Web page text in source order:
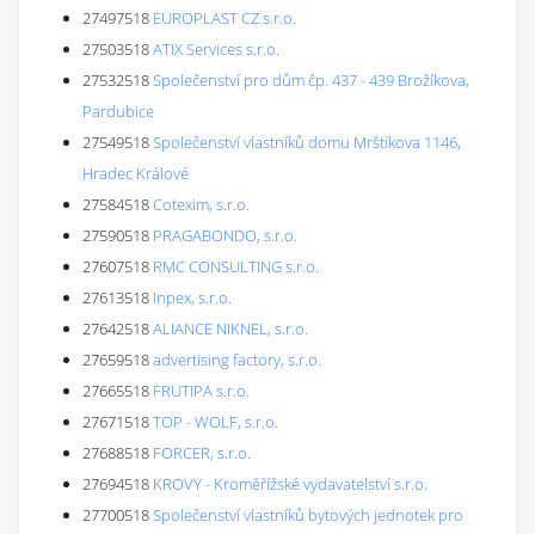
27497518 EUROPLAST CZ s.r.o.
27503518ATIX Services s.r.o.
27532518Společenství pro dům čp. 437 - 439 Brožíkova,
Pardubice
27549518Společenství vlastníků domu Mrštíkova 1146,
Hradec Králové
27584518Cotexim, s.r.o.
27590518 PRAGABONDO, s.r.o.
27607518 RMC CONSULTING s.r.o.
27613518 Inpex, s.r.o.
27642518ALIANCE NIKNEL, s.r.o.
27659518advertising factory, s.r.o.
27665518 FRUTIPA s.r.o.
27671518TOP - WOLF, s.r.o.
27688518 FORCER, s.r.o.
27694518 KROVY - Kroměřížské vydavatelství s.r.o.
27700518Společenství vlastníků bytových jednotek pro